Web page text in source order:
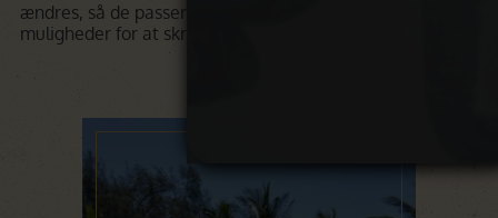
ændres, så de passer præcis til jer. Der er mange
muligheder for at skræddersy jeres rejse.